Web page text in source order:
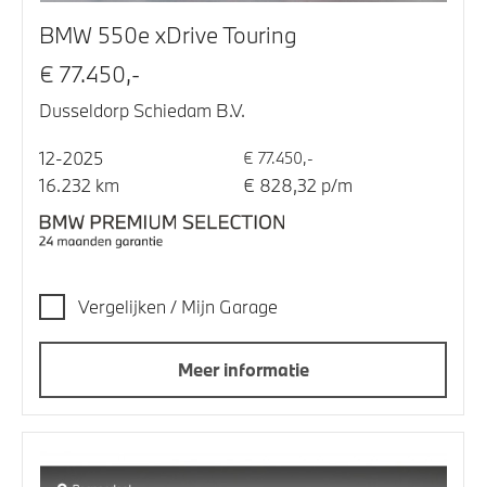
BMW 550e xDrive Touring
€ 77.450,-
Dusseldorp Schiedam B.V.
12-2025 € 77.450,-
16.232 km € 828,32 p/m
Vergelijken / Mijn Garage
Meer informatie